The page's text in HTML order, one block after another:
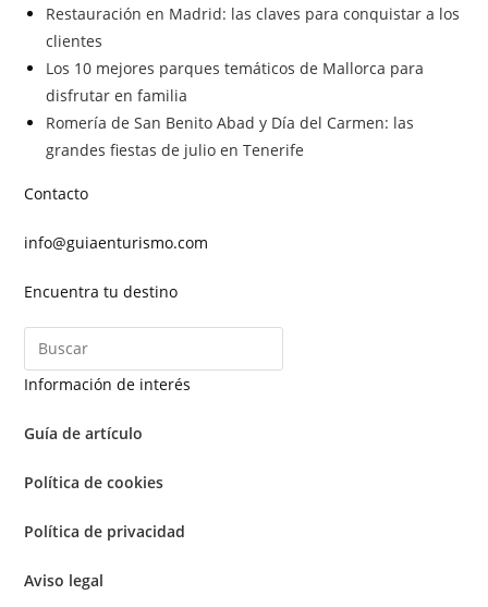
Restauración en Madrid: las claves para conquistar a los
clientes
Los 10 mejores parques temáticos de Mallorca para
disfrutar en familia
Romería de San Benito Abad y Día del Carmen: las
grandes fiestas de julio en Tenerife
Contacto
info@guiaenturismo.com
Encuentra tu destino
Información de interés
Guía de artículo
Política de cookies
Política de privacidad
Aviso legal